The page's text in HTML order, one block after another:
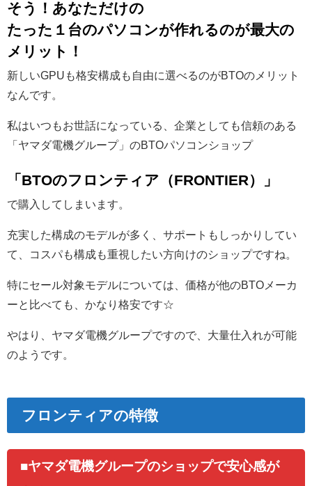
そう！あなただけの
たった１台のパソコンが作れるのが最大の
メリット！
新しいGPUも格安構成も自由に選べるのがBTOのメリット
なんです。
私はいつもお世話になっている、企業としても信頼のある
「ヤマダ電機グループ」のBTOパソコンショップ
「BTOのフロンティア（FRONTIER）」
で購入してしまいます。
充実した構成のモデルが多く、サポートもしっかりしてい
て、コスパも構成も重視したい方向けのショップですね。
特にセール対象モデルについては、価格が他のBTOメーカ
ーと比べても、かなり格安です☆
やはり、ヤマダ電機グループですので、大量仕入れが可能
のようです。
フロンティアの特徴
■ヤマダ電機グループのショップで安心感が